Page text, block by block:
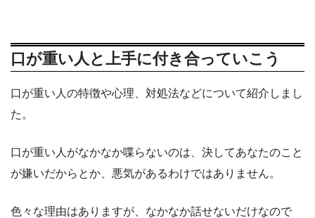
口が重い人と上手に付き合っていこう
口が重い人の特徴や心理、対処法などについて紹介しまし
た。
口が重い人がなかなか喋らないのは、決してあなたのこと
が嫌いだからとか、悪気があるわけではありません。
色々な理由はありますが、なかなか話せないだけなので